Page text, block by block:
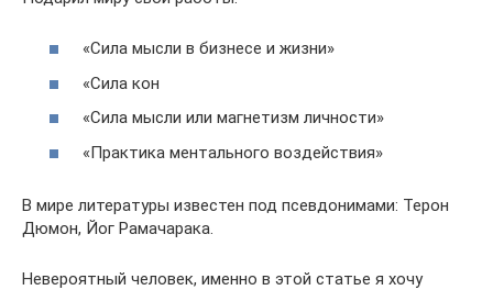
«Сила мысли в бизнесе и жизни»
«Сила кон
«Сила мысли или магнетизм личности»
«Практика ментального воздействия»
В мире литературы известен под псевдонимами: Терон
Дюмон, Йог Рамачарака.
Невероятный человек, именно в этой статье я хочу